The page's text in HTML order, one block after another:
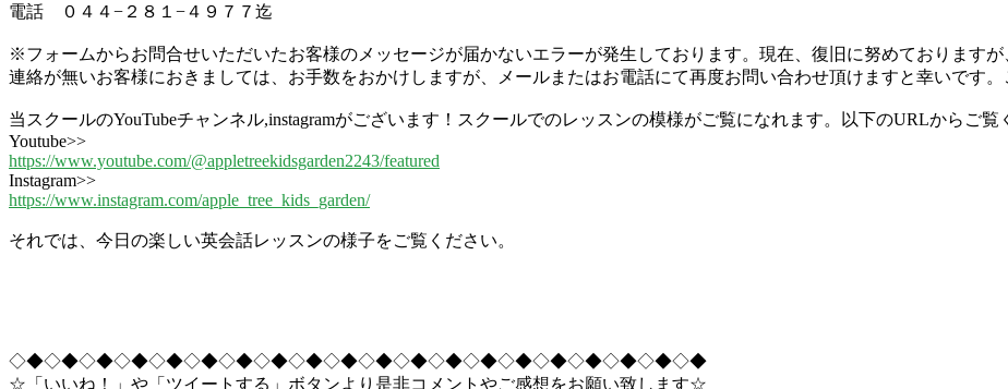
電話 ０４４−２８１−４９７７迄
※フォームからお問合せいただいたお客様のメッセージが届かないエラーが発生しております。現在、復旧に努めております
連絡が無いお客様におきましては、お手数をおかけしますが、メールまたはお電話にて再度お問い合わせ頂けますと幸いです
当スクールのYouTubeチャンネル,instagramがございます！スクールでのレッスンの模様がご覧になれます。以下のURLからご覧
Youtube>>
https://www.youtube.com/@appletreekidsgarden2243/featured
Instagram>>
https://www.instagram.com/apple_tree_kids_garden/
それでは、今日の楽しい英会話レッスンの様子をご覧ください。
◇◆◇◆◇◆◇◆◇◆◇◆◇◆◇◆◇◆◇◆◇◆◇◆◇◆◇◆◇◆◇◆◇◆◇◆◇◆◇◆
☆「いいね！」や「ツイートする」ボタンより是非コメントやご感想をお願い致します☆